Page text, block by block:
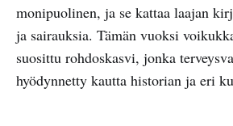
monipuolinen, ja se kattaa laajan
ja sairauksia. Tämän vuoksi
suosittu rohdoskasvi, jonka
hyödynnetty kautta historian ja eri